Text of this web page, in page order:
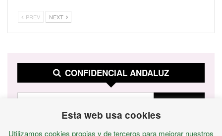
PREV NEXT
CONFIDENCIAL ANDALUZ
Esta web usa cookies
Utilizamos cookies propias y de terceros para mejorar nuestros